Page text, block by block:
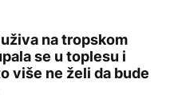
odmoru: Kupala se u
na tropskom
se u toplesu i
više ne želi da bude